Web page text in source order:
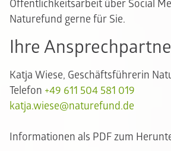
Öffentlichkeitsarbeit über Social
Naturefund gerne für Sie.
Ihre
Katja Wiese, Geschäftsführerin
Telefon +49 611 504 581 019
katja.wiese@naturefund.de
Informationen als PDF zum